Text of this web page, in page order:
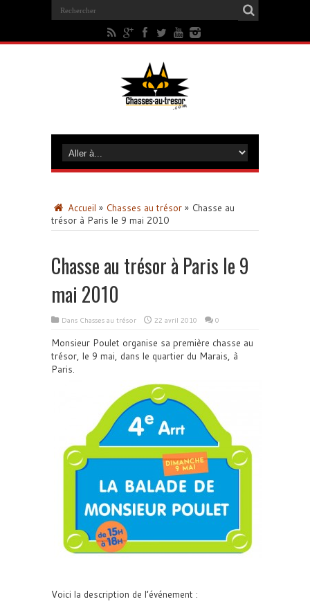
Accueil » Chasses au trésor » Chasse au
trésor à Paris le 9 mai 2010
Chasse au trésor à Paris le 9
mai 2010
Dans Chasses au trésor 22 avril 2010 0
Monsieur Poulet organise sa première chasse au
trésor, le 9 mai, dans le quartier du Marais, à
Paris.
Voici la description de l’événement :